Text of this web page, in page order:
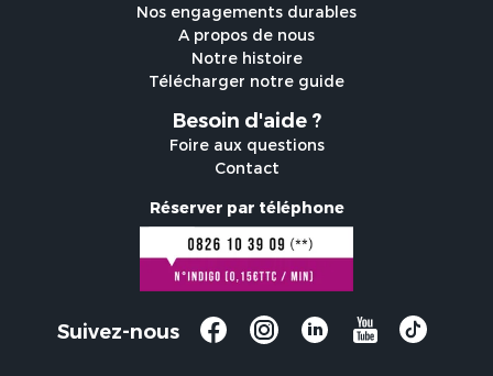
Nos engagements durables
A propos de nous
Notre histoire
Télécharger notre guide
Besoin d'aide ?
Foire aux questions
Contact
Réserver par téléphone
Suivez-nous